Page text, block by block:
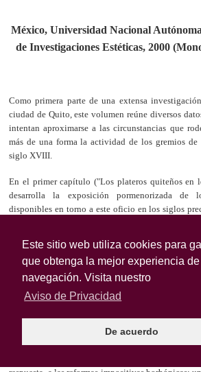
Este sitio web utiliza cookies para
que obtenga la mejor experiencia de
navegación. Visita nuestro
Aviso de Privacidad
De acuerdo